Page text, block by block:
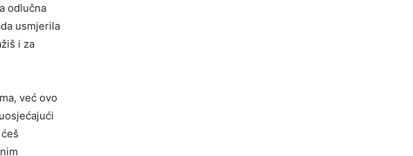
odlučna
usmjerila
i za
već ovo